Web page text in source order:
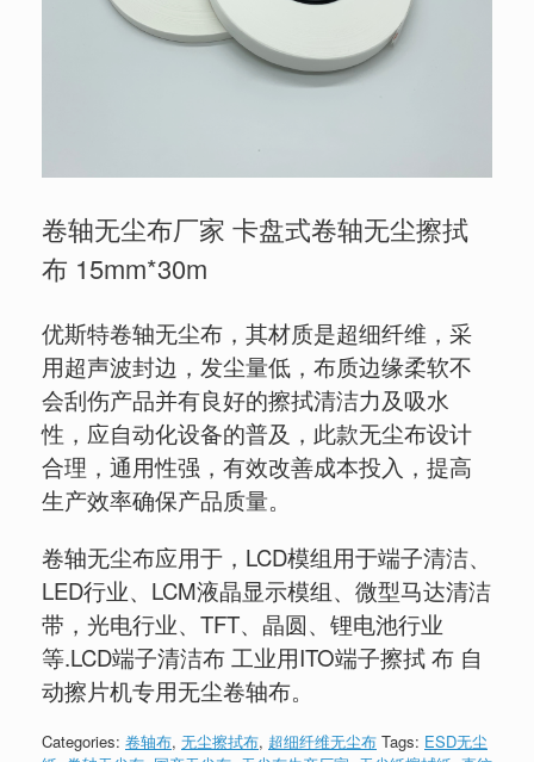
卷轴无尘布厂家 卡盘式卷轴无尘擦拭
布 15mm*30m
优斯特卷轴无尘布，其材质是超细纤维，采
用超声波封边，发尘量低，布质边缘柔软不
会刮伤产品并有良好的擦拭清洁力及吸水
性，应自动化设备的普及，此款无尘布设计
合理，通用性强，有效改善成本投入，提高
生产效率确保产品质量。
卷轴无尘布应用于，LCD模组用于端子清洁、
LED行业、LCM液晶显示模组、微型马达清洁
带，光电行业、TFT、晶圆、锂电池行业
等.LCD端子清洁布 工业用ITO端子擦拭 布 自
动擦片机专用无尘卷轴布。
Categories: 卷轴布, 无尘擦拭布, 超细纤维无尘布 Tags: ESD无尘